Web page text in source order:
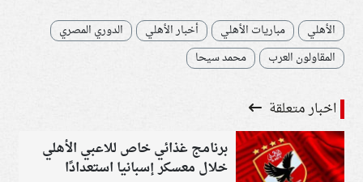
الأهلي مباريات الأهلي أخبار الأهلي
الدوري المصري
المقاولون العرب
محمد سيحا
اخبار متعلقة
برنامج غذائي خاص للاعبي الأهلي
خلال معسكر إسبانيا استعدادًا